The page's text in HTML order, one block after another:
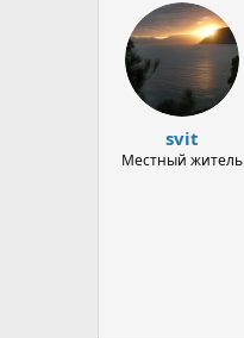
svit
Местный житель